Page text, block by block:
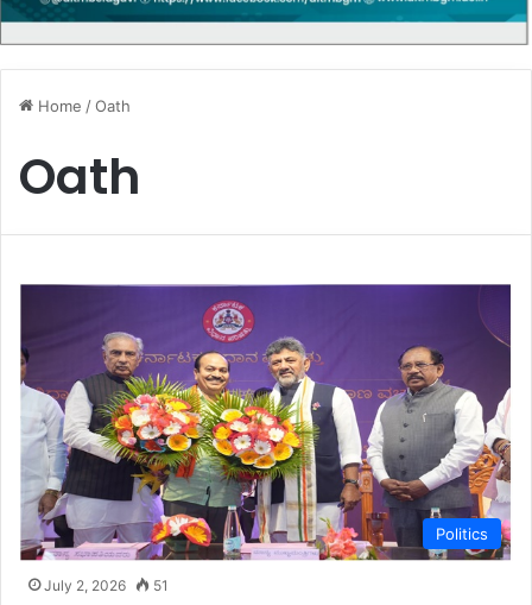
Home /Oath
Oath
Politics
July 2, 2026 51